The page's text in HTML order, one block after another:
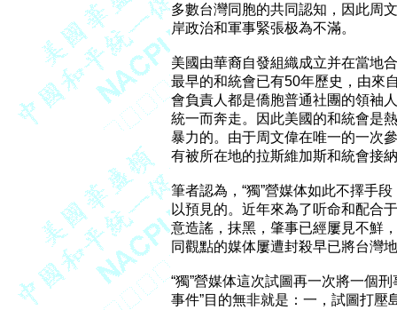
多數台灣同胞的共同認知，因此周
岸政治和軍事緊張极為不滿。
美國由華裔自發組織成立并在當地
最早的和統會已有50年歷史，由來
會負責人都是僑胞普通社團的領袖
統一而奔走。因此美國的和統會是
暴力的。由于周文偉在唯一的一次
有被所在地的拉斯維加斯和統會接
筆者認為，“獨”營媒体如此不擇手
以預見的。近年來為了听命和配合
意造謠，抹黑，肇事已經屢見不鮮
同觀點的媒体屢遭封殺早已將台灣
“獨”營媒体這次試圖再一次將一個
事件”目的無非就是：一，試圖打